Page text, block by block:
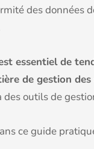
des données
essentiel de
de gestion
outils de
ce guide